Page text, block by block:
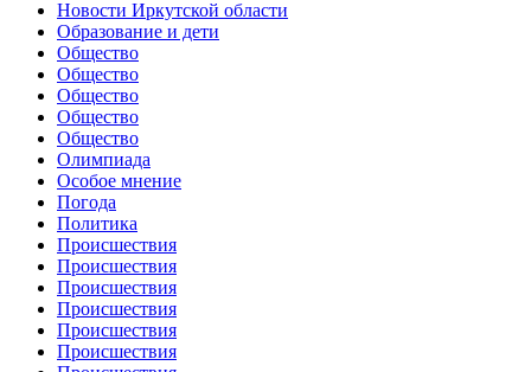
Новости Иркутской области
Образование и дети
Общество
Общество
Общество
Общество
Общество
Олимпиада
Особое мнение
Погода
Политика
Происшествия
Происшествия
Происшествия
Происшествия
Происшествия
Происшествия